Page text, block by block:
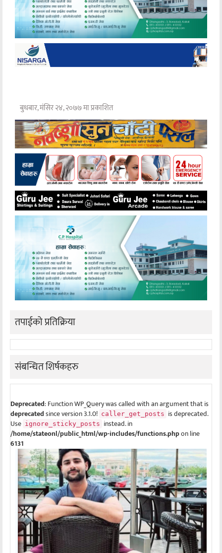
बुधबार, मंसिर २४, २०७७ मा प्रकाशित
तपाईको प्रतिक्रिया
संबन्धित शिर्षकहरु
Deprecated: Function WP_Query was called with an argument that is
deprecatedsince version 3.1.0! caller_get_posts is deprecated.
Use ignore_sticky_posts instead. in
/home/stateonl/public_html/wp-includes/functions.phpon line
6131